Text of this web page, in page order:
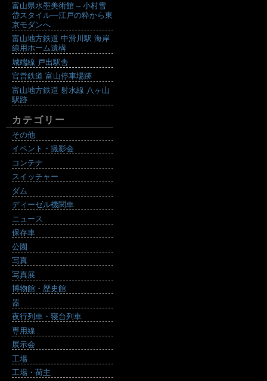
富山県水墨美術館 – 小村雪
岱スタイル―江戸の粋から東
京モダンへ
富山地方鉄道 中滑川駅 海岸
線用ホーム遺構
城端線 戸出駅舎
官営鉄道 富山停車場跡
富山地方鉄道 射水線 八ヶ山
駅跡
カテゴリー
その他
イベント・撮影会
コンテナ
スイッチャー
ダム
ディーゼル機関車
ニュース
保存車
公園
写真
写真展
博物館・歴史館
器
夜行列車・寝台列車
専用線
展示会
工場
工場・荷主